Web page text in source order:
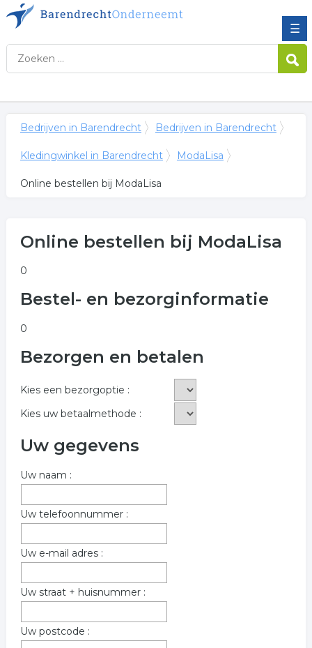
☰
Bedrijven in Barendrecht Bedrijven in Barendrecht
Kledingwinkel in Barendrecht ModaLisa
Online bestellen bij ModaLisa
Online bestellen bij ModaLisa
0
Bestel- en bezorginformatie
0
Bezorgen en betalen
Kies een bezorgoptie :
Kies uw betaalmethode :
Uw gegevens
Uw naam :
Uw telefoonnummer :
Uw e-mail adres :
Uw straat + huisnummer :
Uw postcode :